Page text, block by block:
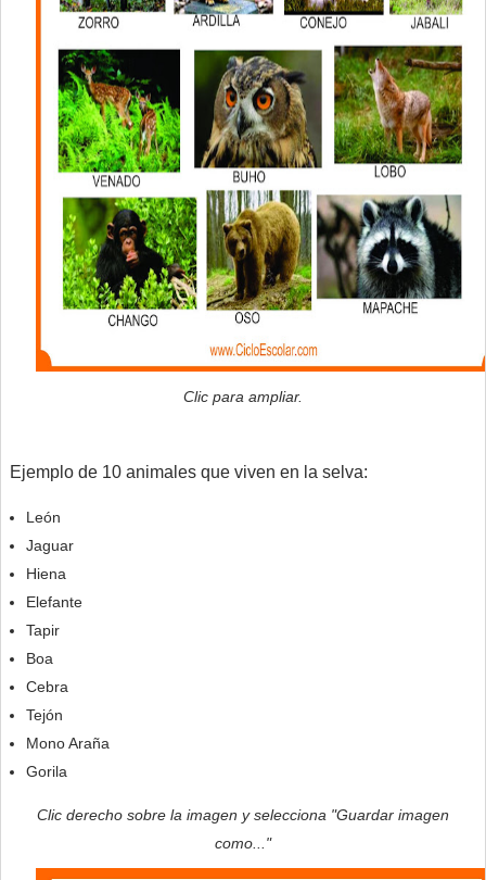
Clic para ampliar.
Ejemplo de 10 animales que viven en la selva:
León
Jaguar
Hiena
Elefante
Tapir
Boa
Cebra
Tejón
Mono Araña
Gorila
Clic derecho sobre la imagen y selecciona "Guardar imagen
como..."